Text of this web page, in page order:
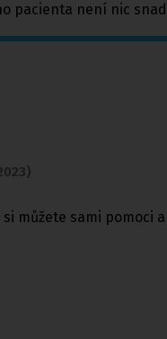
pacienta není nic
můžete sami pomoci